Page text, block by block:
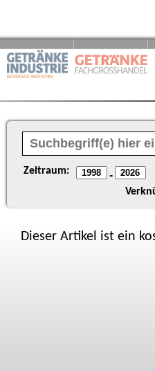
Zeitraum: -
Dieser Artikel ist ein